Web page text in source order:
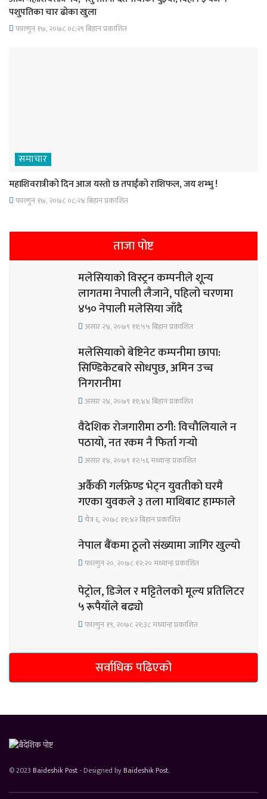
पशुपतिका चार ढोका खुला
फाल्गुन १७, २०७८ ०८;२९ बिहान प्रकाशित
समाचार
महाशिवरात्रीको दिन आज यस्तो छ तपाईंको राशिफल, जय शम्भु !
फाल्गुन १७, २०७८ ०८;२४ बिहान प्रकाशित
ताजा पोष्ट
मलेसियाको विस्ट्रन कम्पनीले शून्य
लागतमा नेपाली लैजाने, पहिलो चरणमा
४५० नेपाली मलेसिया जाँदै
असार २४, २०७९ ११;५५ बिहान प्रकाशित
मलेसियाको बेष्टिनेट कम्पनीमा छापा:
सिण्डिकेटबारे सोधपुछ, अमिन उच्च
निगरानीमा
असार २४, २०७९ ११;४४ बिहान प्रकाशित
वैदेशिक रोजगारीमा ठगी: विचौलियाले न
पठायो, नत रकम नै फिर्ता गर्‍यो
असार १४, २०७९ १२;५६ मध्यान्ह प्रकाशित
अर्कैकी गर्लफ्रेण्ड भेट्न युवतीको घरमै
गएका युवकले ३ तला माथिबाट हाम्फाले
चैत्र ६, २०७८ ११;४२ बिहान प्रकाशित
नेपाल बैंकमा ठूलो संख्यामा जागिर खुल्यो
फाल्गुन २०, २०७८ १२;२० मध्यान्ह प्रकाशित
पेट्रोल, डिजेल र मट्टितेलको मूल्य प्रतिलिटर
५ रूपैयाँले बढ्यो
फाल्गुन १९, २०७८ २१;३८ मध्यान्ह प्रकाशित
सर्वाधिक पढिएको
© 2023 Baideshik Post - Designed byBaideshik Post.